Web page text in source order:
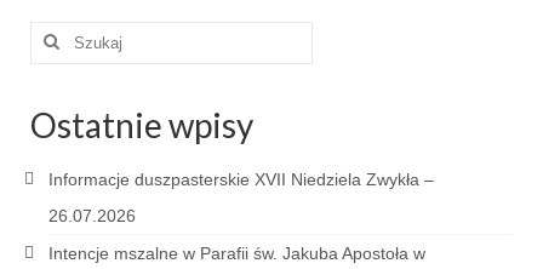
Posługa Siostry Elekty
Uroczystość Św. Jakuba Ap 2019
Szuklaj
Ostatnie wpisy
Informacje duszpasterskie XVII Niedziela Zwykła –
26.07.2026
Intencje mszalne w Parafii św. Jakuba Apostoła w